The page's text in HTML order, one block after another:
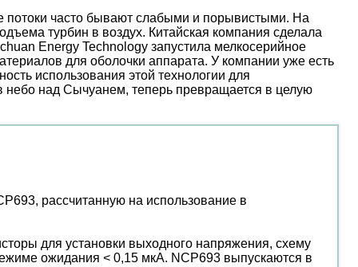
потоки часто бывают слабыми и порывистыми. На
турбин в воздух. Китайская компания сделала
Energy Technology запустила мелкосерийное
для оболочки аппарата. У компании уже есть
использования этой технологии для
небо над Сычуанем, теперь превращается в целую
рассчитанную на использование в
для установки выходного напряжения, схему
ожидания < 0,15 мкА. NCP693 выпускаются в